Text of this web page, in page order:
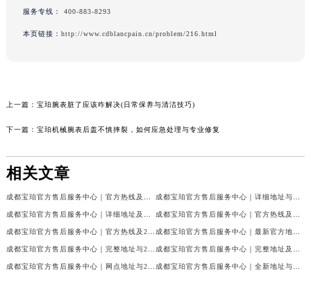
服务专线： 400-883-8293
本页链接： http://www.cdblancpain.cn/problem/216.html
上一篇： 宝珀腕表脏了应该咋解决(日常保养与清洁技巧)
下一篇： 宝珀机械腕表后盖不慎摔裂，如何应急处理与专业修复
相关文章
成都宝珀官方售后服务中心｜官方热线及门店地址权威信息公示（2026年7月最新） 成都宝珀官方售后服务中心｜详细地址与官方服务热线权威信息公示（2026年7月最新）
成都宝珀官方售后服务中心｜详细地址及服务电话权威信息公示（2026年7月最新） 成都宝珀官方售后服务中心｜官方热线及全部网点地址权威信息公示（2026年7月最新）
成都宝珀官方售后服务中心｜官方热线及24小时维修地址权威信息公示（2026年7月最新） 成都宝珀官方售后服务中心｜最新官方地址和维修热线权威信息公示（2026年7月最新）
成都宝珀官方售后服务中心｜完整地址与24小时售后热线权威信息公示（2026年7月最新） 成都宝珀官方售后服务中心｜完整地址及服务热线权威信息公示（2026年7月最新）
成都宝珀官方售后服务中心｜网点地址与24小时服务电话权威信息公示（2026年7月最新） 成都宝珀官方售后服务中心｜全新地址与官方售后热线权威信息公示（2026年7月最新）